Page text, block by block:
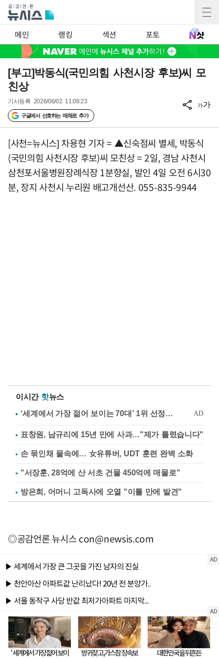
메인 랭킹 섹션 포토
[부고]박동식(국민의힘 사천시장 후보)씨 모
친상
기사등록 2026/06/02 11:08:23
구글에서 선호하는 매체로 추가
가가
[사천=뉴시스] 차용현 기자 = ▲신숙점씨 별세, 박동식
(국민의힘 사천시장 후보)씨 모친상 = 2일, 경남 사천시
삼천포서울병원장례식장 1분향실, 발인 4일 오전 6시30
분, 장지 사천시 누리원 배고개선산. 055-835-9944
이시간 핫뉴스
표창원, 남규리에 15년 만에 사과…"제가 틀렸습니다"
손 묶인채 물속에… 女유튜버, UDT 훈련 완벽 소화
"서장훈, 28억에 산 서초 건물 450억에 매물로"
방은희, 어머니 고독사에 오열 "이틀 만에 발견"
◎공감언론 뉴시스con@newsis.com